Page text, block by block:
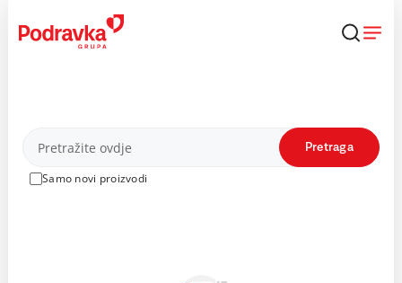
content
Proizvodi
Samo novi proizvodi
Pretraga